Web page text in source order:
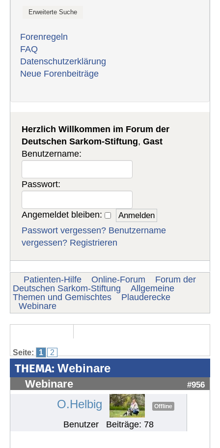
Forenregeln
FAQ
Datenschutzerklärung
Neue Forenbeiträge
Herzlich Willkommen im Forum der
Deutschen Sarkom-Stiftung,Gast
Benutzername:
Passwort:
Angemeldet bleiben:
Passwort vergessen? Benutzername
vergessen? Registrieren
Patienten-Hilfe Online-Forum
Forum der
Deutschen Sarkom-Stiftung
Allgemeine
Themen und Gemischtes
Plauderecke
Webinare
Seite: 1 2
THEMA: Webinare
Webinare #956
O.Helbig Offline
Benutzer Beiträge: 78